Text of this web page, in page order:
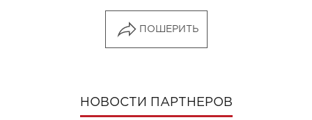
ПОШЕРИТЬ
НОВОСТИ ПАРТНЕРОВ